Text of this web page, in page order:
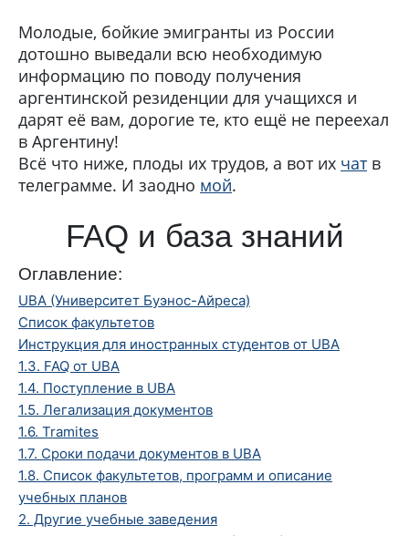
Молодые, бойкие эмигранты из России
дотошно выведали всю необходимую
информацию по поводу получения
аргентинской резиденции для учащихся и
дарят её вам, дорогие те, кто ещё не переехал
в Аргентину!
Всё что ниже, плоды их трудов, а вот их чат в
телеграмме. И заодно мой.
FAQ и база знаний
Оглавление:
UBA (Университет Буэнос-Айреса)
Список факультетов
Инструкция для иностранных студентов от UBA
1.3. FAQ от UBA
1.4. Поступление в UBA
1.5. Легализация документов
1.6. Tramites
1.7. Сроки подачи документов в UBA
1.8. Список факультетов, программ и описание
учебных планов
2. Другие учебные заведения